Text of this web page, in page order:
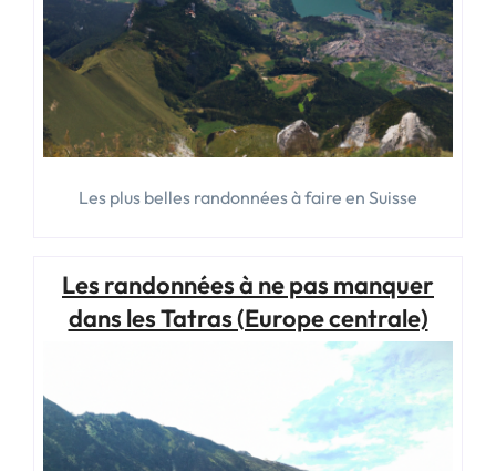
Les plus belles randonnées à faire en Suisse
Les randonnées à ne pas manquer
dans les Tatras (Europe centrale)